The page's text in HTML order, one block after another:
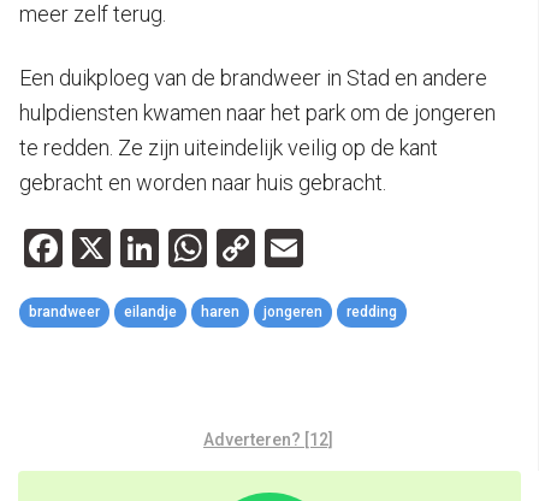
meer zelf terug.
Een duikploeg van de brandweer in Stad en andere
hulpdiensten kwamen naar het park om de jongeren
te redden. Ze zijn uiteindelijk veilig op de kant
gebracht en worden naar huis gebracht.
Facebook
X LinkedIn
WhatsApp
Copy
Link
brandweer eilandje haren jongeren redding
Adverteren? [12]